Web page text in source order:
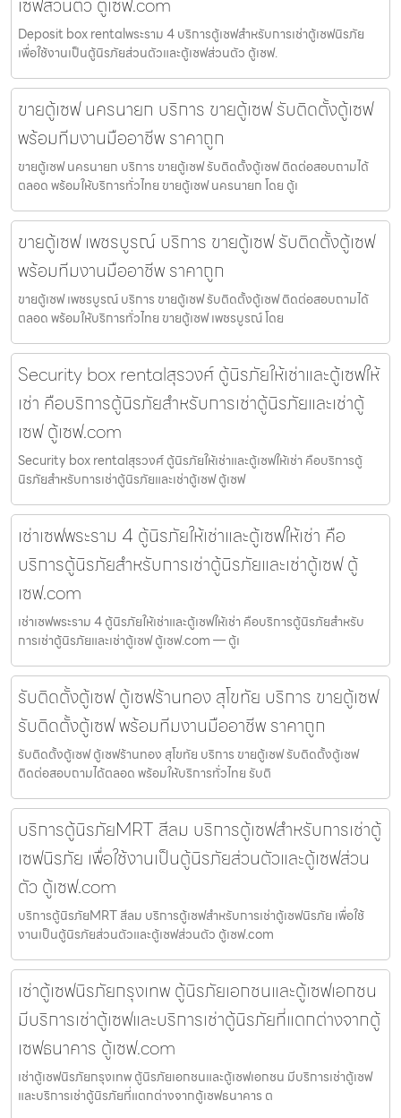
เซฟส่วนตัว ตู้เซฟ.com
Deposit box rentalพระราม 4 บริการตู้เซฟสำหรับการเช่าตู้เซฟนิรภัย
เพื่อใช้งานเป็นตู้นิรภัยส่วนตัวและตู้เซฟส่วนตัว ตู้เซฟ.
ขายตู้เซฟ นครนายก บริการ ขายตู้เซฟ รับติดตั้งตู้เซฟ
พร้อมทีมงานมืออาชีพ ราคาถูก
ขายตู้เซฟ นครนายก บริการ ขายตู้เซฟ รับติดตั้งตู้เซฟ ติดต่อสอบถามได้
ตลอด พร้อมให้บริการทั่วไทย ขายตู้เซฟ นครนายก โดย ตู้เ
ขายตู้เซฟ เพชรบูรณ์ บริการ ขายตู้เซฟ รับติดตั้งตู้เซฟ
พร้อมทีมงานมืออาชีพ ราคาถูก
ขายตู้เซฟ เพชรบูรณ์ บริการ ขายตู้เซฟ รับติดตั้งตู้เซฟ ติดต่อสอบถามได้
ตลอด พร้อมให้บริการทั่วไทย ขายตู้เซฟ เพชรบูรณ์ โดย
Security box rentalสุรวงศ์ ตู้นิรภัยให้เช่าและตู้เซฟให้
เช่า คือบริการตู้นิรภัยสำหรับการเช่าตู้นิรภัยและเช่าตู้
เซฟ ตู้เซฟ.com
Security box rentalสุรวงศ์ ตู้นิรภัยให้เช่าและตู้เซฟให้เช่า คือบริการตู้
นิรภัยสำหรับการเช่าตู้นิรภัยและเช่าตู้เซฟ ตู้เซฟ
เช่าเซฟพระราม 4 ตู้นิรภัยให้เช่าและตู้เซฟให้เช่า คือ
บริการตู้นิรภัยสำหรับการเช่าตู้นิรภัยและเช่าตู้เซฟ ตู้
เซฟ.com
เช่าเซฟพระราม 4 ตู้นิรภัยให้เช่าและตู้เซฟให้เช่า คือบริการตู้นิรภัยสำหรับ
การเช่าตู้นิรภัยและเช่าตู้เซฟ ตู้เซฟ.com — ตู้เ
รับติดตั้งตู้เซฟ ตู้เซฟร้านทอง สุโขทัย บริการ ขายตู้เซฟ
รับติดตั้งตู้เซฟ พร้อมทีมงานมืออาชีพ ราคาถูก
รับติดตั้งตู้เซฟ ตู้เซฟร้านทอง สุโขทัย บริการ ขายตู้เซฟ รับติดตั้งตู้เซฟ
ติดต่อสอบถามได้ตลอด พร้อมให้บริการทั่วไทย รับติ
บริการตู้นิรภัยMRT สีลม บริการตู้เซฟสำหรับการเช่าตู้
เซฟนิรภัย เพื่อใช้งานเป็นตู้นิรภัยส่วนตัวและตู้เซฟส่วน
ตัว ตู้เซฟ.com
บริการตู้นิรภัยMRT สีลม บริการตู้เซฟสำหรับการเช่าตู้เซฟนิรภัย เพื่อใช้
งานเป็นตู้นิรภัยส่วนตัวและตู้เซฟส่วนตัว ตู้เซฟ.com
เช่าตู้เซฟนิรภัยกรุงเทพ ตู้นิรภัยเอกชนและตู้เซฟเอกชน
มีบริการเช่าตู้เซฟและบริการเช่าตู้นิรภัยที่แตกต่างจากตู้
เซฟธนาคาร ตู้เซฟ.com
เช่าตู้เซฟนิรภัยกรุงเทพ ตู้นิรภัยเอกชนและตู้เซฟเอกชน มีบริการเช่าตู้เซฟ
และบริการเช่าตู้นิรภัยที่แตกต่างจากตู้เซฟธนาคาร ต